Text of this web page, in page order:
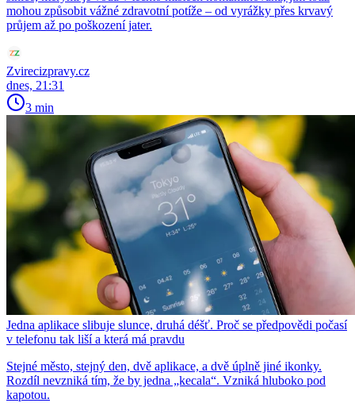
mohou způsobit vážné zdravotní potíže – od vyrážky přes krvavý
průjem až po poškození jater.
Zvirecizpravy.cz
dnes, 21:31
3 min
Jedna aplikace slibuje slunce, druhá déšť. Proč se předpovědi počasí
v telefonu tak liší a která má pravdu
Stejné město, stejný den, dvě aplikace, a dvě úplně jiné ikonky.
Rozdíl nevzniká tím, že by jedna „kecala“. Vzniká hluboko pod
kapotou.